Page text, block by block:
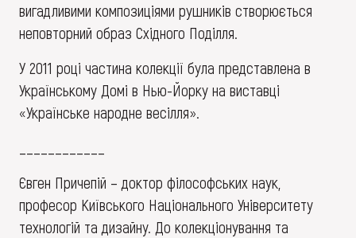
вигадливими композиціями рушників створюється
неповторний образ Східного Поділля.
У 2011 році частина колекції була представлена в
Українському Домі в Нью-Йорку на виставці
«Українське народне весілля».
Євген Причепій – доктор філософських наук,
професор Київського Національного Університету
технологій та дизайну. До колекціонування та